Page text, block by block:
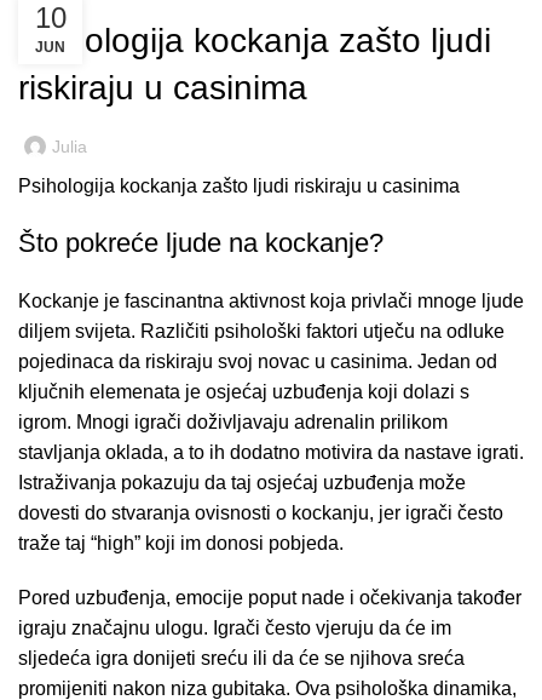
Psihologija kockanja zašto ljudi
riskiraju u casinima
Julia
10
JUN
Psihologija kockanja zašto ljudi riskiraju u casinima
Što pokreće ljude na kockanje?
Kockanje je fascinantna aktivnost koja privlači mnoge ljude
diljem svijeta. Različiti psihološki faktori utječu na odluke
pojedinaca da riskiraju svoj novac u casinima. Jedan od
ključnih elemenata je osjećaj uzbuđenja koji dolazi s
igrom. Mnogi igrači doživljavaju adrenalin prilikom
stavljanja oklada, a to ih dodatno motivira da nastave igrati.
Istraživanja pokazuju da taj osjećaj uzbuđenja može
dovesti do stvaranja ovisnosti o kockanju, jer igrači često
traže taj “high” koji im donosi pobjeda.
Pored uzbuđenja, emocije poput nade i očekivanja također
igraju značajnu ulogu. Igrači često vjeruju da će im
sljedeća igra donijeti sreću ili da će se njihova sreća
promijeniti nakon niza gubitaka. Ova psihološka dinamika,